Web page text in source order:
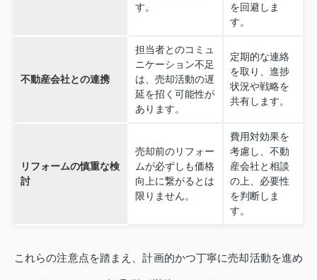
す。
を回避しま
す。
不動産会社との連携
担当者とのコミュ
ニケーション不足
は、売却活動の遅
延を招く可能性が
あります。
定期的な連絡
を取り、進捗
状況や戦略を
共有します。
リフォームの慎重な検
討
売却前のリフォー
ムが必ずしも価格
向上に繋がるとは
限りません。
費用対効果を
考慮し、不動
産会社と相談
の上、必要性
を判断しま
す。
これらの注意点を踏まえ、計画的かつ丁寧に売却活動を進め